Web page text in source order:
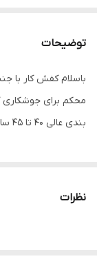
توضیحات
باسلام کفش کار با
محکم برای جوشکاری
بندی عالی 40 تا 45 سایز 45تا47 ه
نظرات